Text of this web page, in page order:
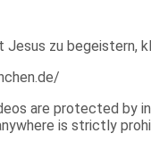
zu
are protected by
is strictly